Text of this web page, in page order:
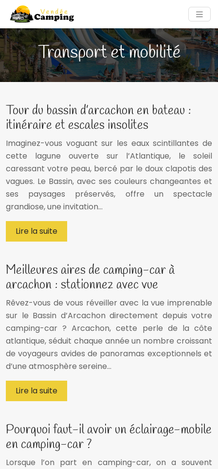
Transport et mobilité
Tour du bassin d’arcachon en bateau :
itinéraire et escales insolites
Imaginez-vous voguant sur les eaux scintillantes de
cette lagune ouverte sur l’Atlantique, le soleil
caressant votre peau, bercé par le doux clapotis des
vagues. Le Bassin, avec ses couleurs changeantes et
ses paysages préservés, offre un spectacle
grandiose, une invitation…
Lire la suite
Meilleures aires de camping-car à
arcachon : stationnez avec vue
Rêvez-vous de vous réveiller avec la vue imprenable
sur le Bassin d’Arcachon directement depuis votre
camping-car ? Arcachon, cette perle de la côte
atlantique, séduit chaque année un nombre croissant
de voyageurs avides de panoramas exceptionnels et
d’une atmosphère sereine…
Lire la suite
Pourquoi faut-il avoir un éclairage-mobile
en camping-car ?
Lorsque l’on part en camping-car, on a souvent